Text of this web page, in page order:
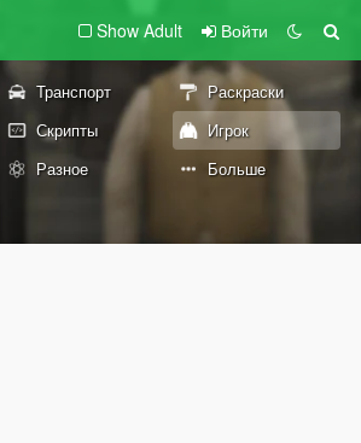
Show Adult Войти
Транспорт
Раскраски
Скрипты
Игрок
Разное Больше